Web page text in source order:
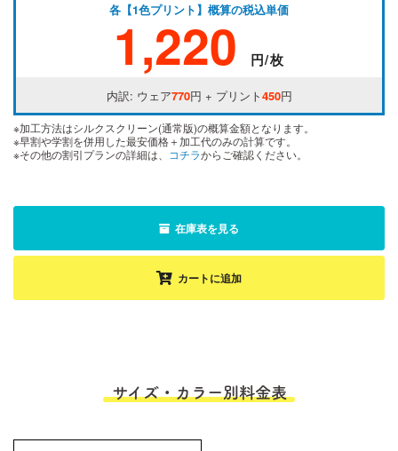
各【1色プリント】概算の税込単価
1,220 円/枚
内訳: ウェア770円 + プリント450円
※加工方法はシルクスクリーン(通常版)の概算金額となります。
※早割や学割を併用した最安価格＋加工代のみの計算です。
※その他の割引プランの詳細は、
コチラからご確認ください。
在庫表を見る
カートに追加
サイズ・カラー別料金表